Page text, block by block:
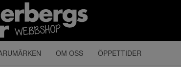
OM OSS ÖPPETTIDER